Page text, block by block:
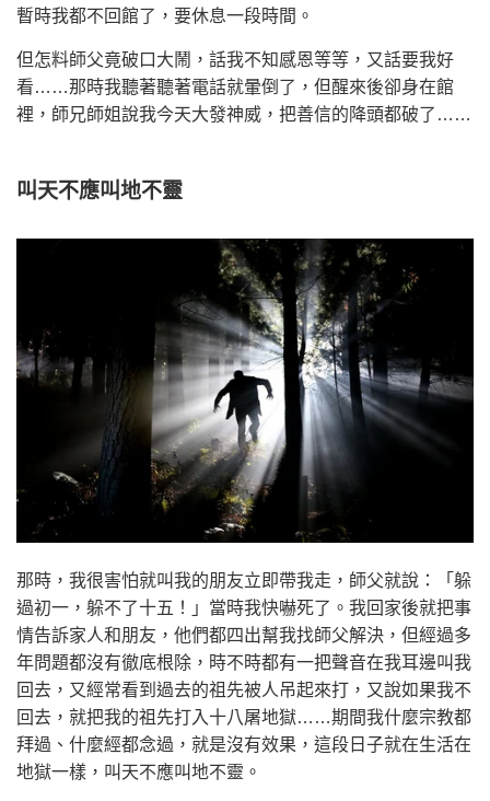
暫時我都不回館了，要休息一段時間。
但怎料師父竟破口大鬧，話我不知感恩等等，又話要我好
看……那時我聽著聽著電話就暈倒了，但醒來後卻身在館
裡，師兄師姐說我今天大發神威，把善信的降頭都破了……
叫天不應叫地不靈
那時，我很害怕就叫我的朋友立即帶我走，師父就說：「躲
過初一，躲不了十五！」當時我快嚇死了。我回家後就把事
情告訴家人和朋友，他們都四出幫我找師父解決，但經過多
年問題都沒有徹底根除，時不時都有一把聲音在我耳邊叫我
回去，又經常看到過去的祖先被人吊起來打，又說如果我不
回去，就把我的祖先打入十八屠地獄……期間我什麼宗教都
拜過、什麼經都念過，就是沒有效果，這段日子就在生活在
地獄一樣，叫天不應叫地不靈。